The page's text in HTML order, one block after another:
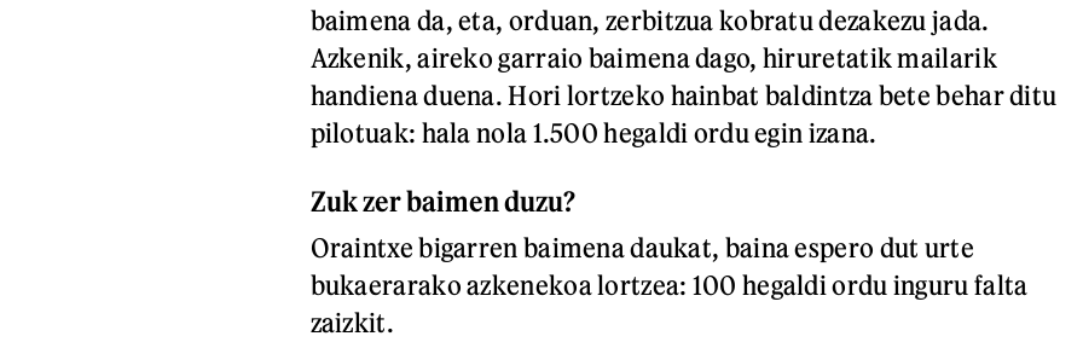
baimena da, eta, orduan, zerbitzua kobratu dezakezu jada.
Azkenik, aireko garraio baimena dago, hiruretatik mailarik
handiena duena. Hori lortzeko hainbat baldintza bete behar ditu
pilotuak: hala nola 1.500 hegaldi ordu egin izana.
Zuk zer baimen duzu?
Oraintxe bigarren baimena daukat, baina espero dut urte
bukaerarako azkenekoa lortzea: 100 hegaldi ordu inguru falta
zaizkit.